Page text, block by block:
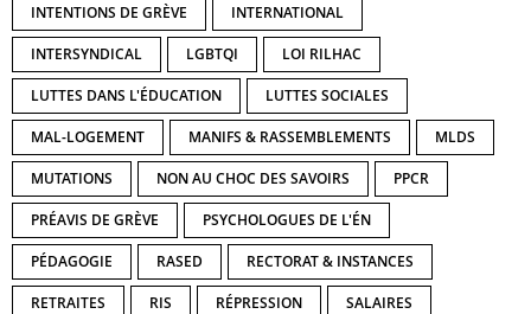
INTENTIONS DE GRÈVE INTERNATIONAL
INTERSYNDICAL LGBTQI LOI RILHAC
LUTTES DANS L'ÉDUCATION LUTTES SOCIALES
MAL-LOGEMENT MANIFS & RASSEMBLEMENTS MLDS
MUTATIONS NON AU CHOC DES SAVOIRS PPCR
PRÉAVIS DE GRÈVE PSYCHOLOGUES DE L'ÉN
PÉDAGOGIE RASED RECTORAT & INSTANCES
RETRAITES RIS RÉPRESSION SALAIRES